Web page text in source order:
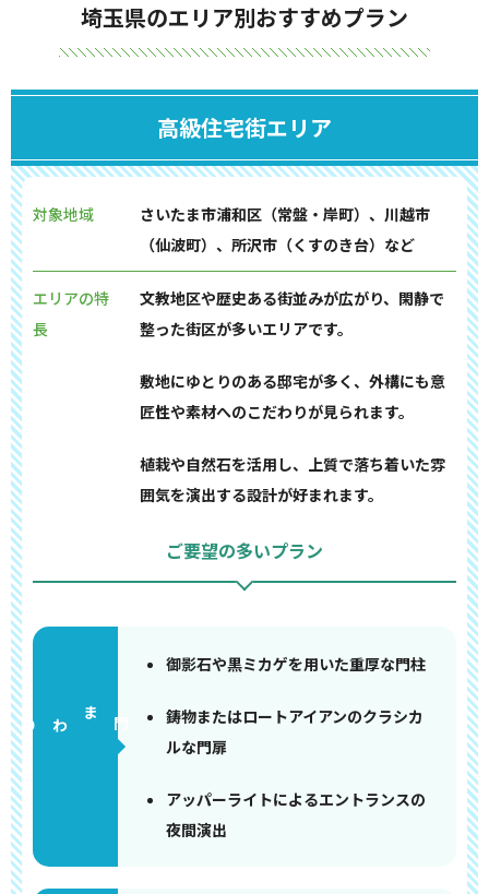
埼玉県のエリア別おすすめプラン
高級住宅街エリア
対象地域
さいたま市浦和区（常盤・岸町）、川越市
（仙波町）、所沢市（くすのき台）など
エリアの特
長
文教地区や歴史ある街並みが広がり、閑静で
整った街区が多いエリアです。
敷地にゆとりのある邸宅が多く、外構にも意
匠性や素材へのこだわりが見られます。
植栽や自然石を活用し、上質で落ち着いた雰
囲気を演出する設計が好まれます。
ご要望の多いプラン
門まわり
御影石や黒ミカゲを用いた重厚な門柱
鋳物またはロートアイアンのクラシカ
ルな門扉
アッパーライトによるエントランスの
夜間演出